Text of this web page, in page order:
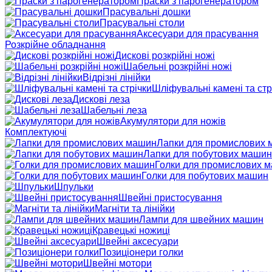
Прасувальні дошки
Прасувальні столи
Аксесуари для прасування
Розкрійне обладнання
Дискові розкрійні ножі
Шабельні розкрійні ножі
Відрізні лінійки
Шліфувальні камені та
Дискові леза
Шабельні леза
Акумулятори для ножів
Комплектуючі
Лапки для промислових
Лапки для побутових машин
Голки для промислових
Голки для побутових машин
Шпульки
Швейні пристосування
Магніти та лінійки
Лампи для швейних машин
Кравецькі ножиці
Швейні аксесуари
Позиціонери голки
Швейні мотори